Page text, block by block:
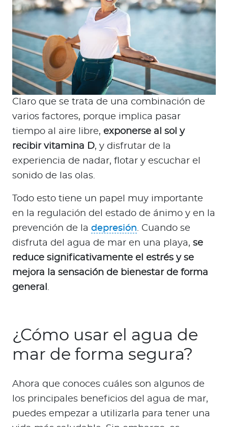
Claro que se trata de una combinación de
varios factores, porque implica pasar
tiempo al aire libre, exponerse al sol y
recibir vitamina D, y disfrutar de la
experiencia de nadar, flotar y escuchar el
sonido de las olas.
Todo esto tiene un papel muy importante
en la regulación del estado de ánimo y en la
prevención de la depresión. Cuando se
disfruta del agua de mar en una playa, se
reduce significativamente el estrés y se
mejora la sensación de bienestar de forma
general .
¿Cómo usar el agua de
mar de forma segura?
Ahora que conoces cuáles son algunos de
los principales beneficios del agua de mar,
puedes empezar a utilizarla para tener una